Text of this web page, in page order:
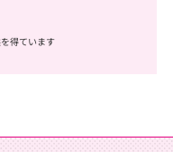
得ています